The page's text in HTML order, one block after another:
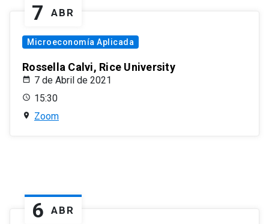
7 ABR
Microeconomía Aplicada
Rossella Calvi, Rice University
7 de Abril de 2021
15:30
Zoom
6 ABR